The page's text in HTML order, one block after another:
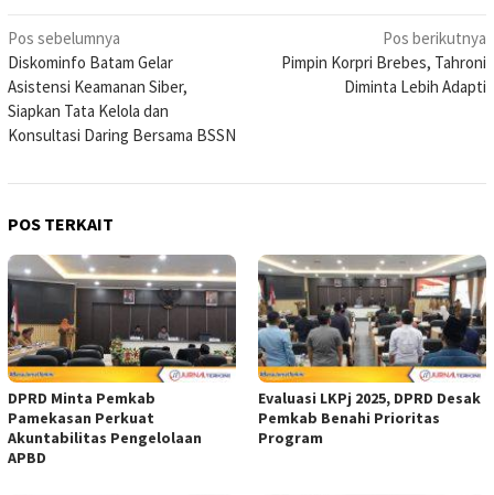
Navigasi
pos
Pos sebelumnya
Diskominfo Batam Gelar
Asistensi Keamanan Siber,
Siapkan Tata Kelola dan
Konsultasi Daring Bersama BSSN
Pos berikutnya
Pimpin Korpri Brebes, Tahroni
Diminta Lebih Adapti
POS TERKAIT
DPRD Minta Pemkab
Pamekasan Perkuat
Akuntabilitas Pengelolaan
APBD
Evaluasi LKPj 2025, DPRD Desak
Pemkab Benahi Prioritas
Program